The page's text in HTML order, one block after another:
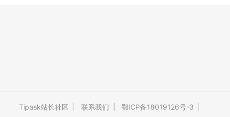
Tipask站长社区 联系我们 鄂ICP备18019126号-3